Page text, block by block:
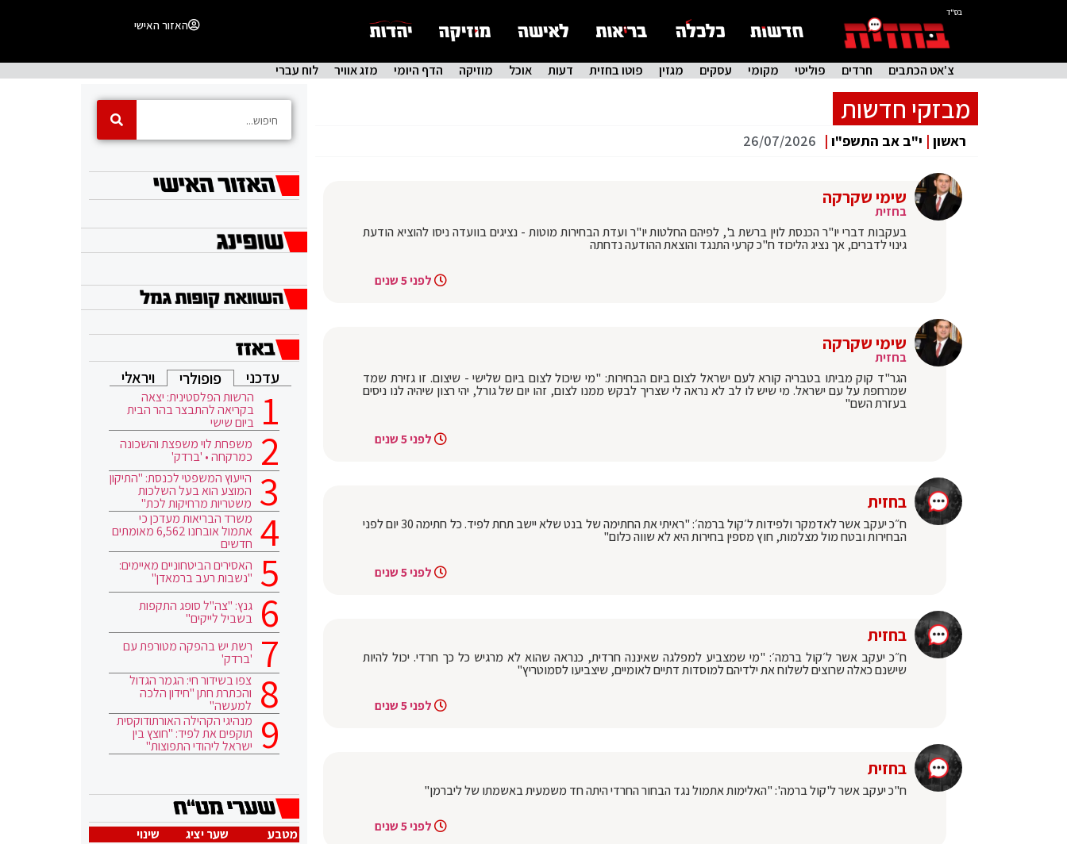
בס"ד
האזור האישי
צ'אט הכתבים חרדים פוליטי מקומי עסקים מגזין פוטו בחזית דעות אוכל מוזיקה הדף היומי מזג אוויר לוח עברי
מבזקי חדשות
ראשון | י"ב אב התשפ"ו |
26/07/2026
שימי שקרקה
בחזית
בעקבות דברי יו"ר הכנסת לוין ברשת ב', לפיהם החלטות יו"ר ועדת הבחירות מוטות - נציגים בוועדה ניסו להוציא הודעת
גינוי לדברים, אך נציג הליכוד ח"כ קרעי התנגד והוצאת ההודעה נדחתה
לפני 5 שנים
שימי שקרקה
בחזית
הגר"ד קוק מביתו בטבריה קורא לעם ישראל לצום ביום הבחירות: "מי שיכול לצום ביום שלישי - שיצום. זו גזירת שמד
שמרחפת על עם ישראל. מי שיש לו לב לא נראה לי שצריך לבקש ממנו לצום, זהו יום של גורל, יהי רצון שיהיה לנו ניסים
בעזרת השם"
לפני 5 שנים
בחזית
ח״כ יעקב אשר לאדמקר ולפידות ל׳קול ברמה׳: "ראיתי את החתימה של בנט שלא יישב תחת לפיד. כל חתימה 30 יום לפני
הבחירות ובטח מול מצלמות, חוץ מספין בחירות היא לא שווה כלום"
לפני 5 שנים
בחזית
ח״כ יעקב אשר ל׳קול ברמה׳: "מי שמצביע למפלגה שאיננה חרדית, כנראה שהוא לא מרגיש כל כך חרדי. יכול להיות
שישנם כאלה שרוצים לשלוח את ילדיהם למוסדות דתיים לאומיים, שיצביעו לסמוטריץ"
לפני 5 שנים
בחזית
ח"כ יעקב אשר ל'קול ברמה': "האלימות אתמול נגד הבחור החרדי היתה חד משמעית באשמתו של ליברמן"
לפני 5 שנים
עדכני פופולרי ויראלי
הרשות הפלסטינית: יצאה
בקריאה להתבצר בהר הבית
ביום שישי
משפחת לוי משפצת והשכונה
כמרקחה • 'ברדק'
הייעוץ המשפטי לכנסת: "התיקון
המוצע הוא בעל השלכות
משטריות מרחיקות לכת"
משרד הבריאות מעדכן כי
אתמול אובחנו 6,562 מאומתים
חדשים
האסירים הביטחוניים מאיימים:
"נשבות רעב ברמאדן"
גנץ: "צה"ל סופג התקפות
בשביל לייקים"
רשת יש בהפקה מטורפת עם
'ברדק'
צפו בשידור חי: הגמר הגדול
והכתרת חתן "חידון הלכה
למעשה"
מנהיגי הקהילה האורתודוקסית
תוקפים את לפיד: "חוצץ בין
ישראל ליהודי התפוצות"
מטבע שער יציג
שינוי